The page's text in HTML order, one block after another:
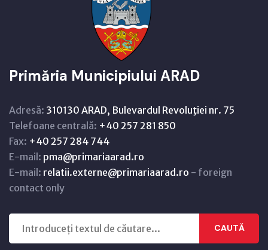
Primăria Municipiului ARAD
Adresă: 310130 ARAD, Bulevardul Revoluţiei nr. 75
Telefoane centrală: +40 257 281 850
Fax: +40 257 284 744
E-mail: pma@primariaarad.ro
E-mail: relatii.externe@primariaarad.ro - foreign
contact only
CAUTĂ